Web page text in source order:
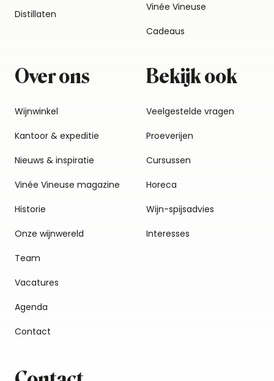
Distillaten
Vinée Vineuse
Cadeaus
Over ons
Wijnwinkel
Kantoor & expeditie
Nieuws & inspiratie
Vinée Vineuse magazine
Historie
Onze wijnwereld
Team
Vacatures
Agenda
Contact
Bekijk ook
Veelgestelde vragen
Proeverijen
Cursussen
Horeca
Wijn-spijsadvies
Interesses